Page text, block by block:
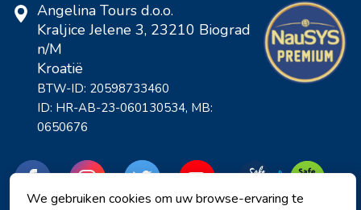
Angelina Tours d.o.o.
Kraljice Jelene 3, 23210 Biograd
n/M
Kroatië
BTW-ID: 20598733460
ID: HR-AB-23-060130534, MB:
0650676
We gebruiken cookies om uw browse-ervaring te